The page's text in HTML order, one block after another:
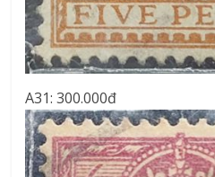
A31: 300.000đ